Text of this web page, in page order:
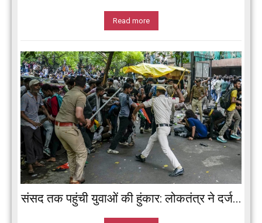
Read more
संसद तक पहुंची युवाओं की हुंकार: लोकतंत्र ने दर्ज...